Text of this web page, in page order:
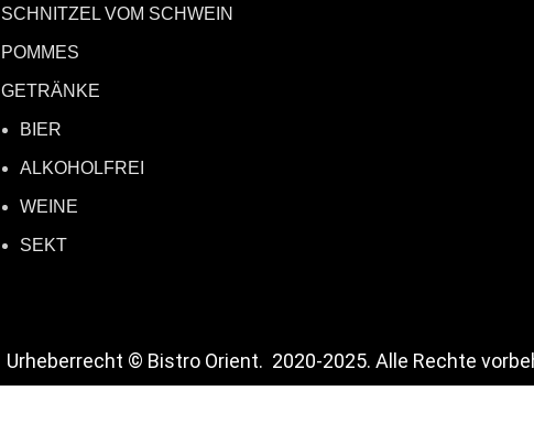
SCHNITZEL VOM SCHWEIN
POMMES
GETRÄNKE
BIER
ALKOHOLFREI
WEINE
SEKT
Urheberrecht © Bistro Orient. 2020-2025. Alle Rechte